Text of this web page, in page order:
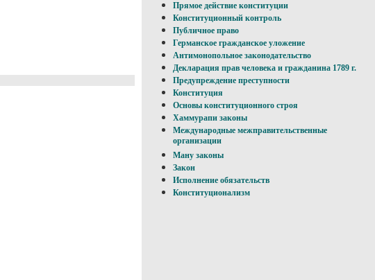
Прямое действие конституции
Конституционный контроль
Публичное право
Германское гражданское уложение
Антимонопольное законодательство
Декларация прав человека и гражданина 1789 г.
Предупреждение преступности
Конституция
Основы конституционного строя
Хаммурапи законы
Международные межправительственные
организации
Ману законы
Закон
Исполнение обязательств
Конституционализм